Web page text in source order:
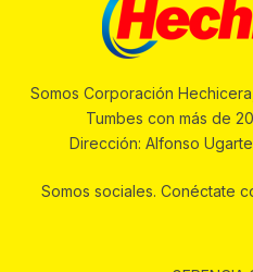
Somos Corporación
Tumbes con más de
Dirección: Alfonso
Somos sociales. Conéctate